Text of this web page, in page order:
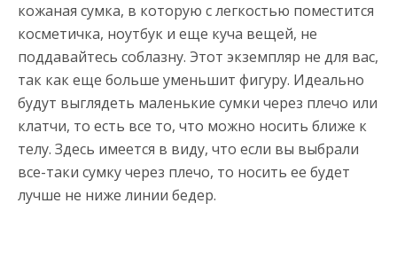
кожаная сумка, в которую с легкостью поместится
косметичка, ноутбук и еще куча вещей, не
поддавайтесь соблазну. Этот экземпляр не для вас,
так как еще больше уменьшит фигуру. Идеально
будут выглядеть маленькие сумки через плечо или
клатчи, то есть все то, что можно носить ближе к
телу. Здесь имеется в виду, что если вы выбрали
все-таки сумку через плечо, то носить ее будет
лучше не ниже линии бедер.